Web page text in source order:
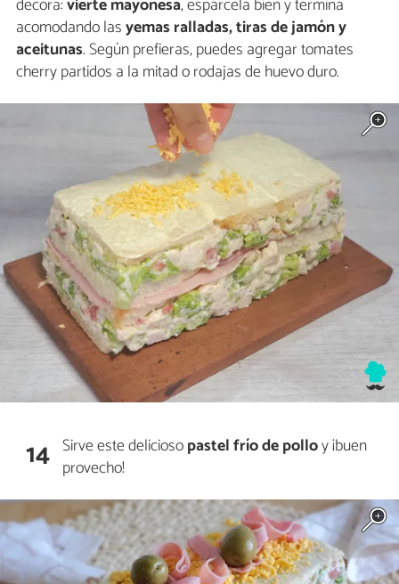
decora:vierte mayonesa, espárcela bien y termina
acomodando lasyemas ralladas, tiras de jamón y
aceitunas. Según prefieras, puedes agregar tomates
cherry partidos a la mitad o rodajas de huevo duro.
14 Sirve este deliciosopastel frío de polloy ¡buen
provecho!